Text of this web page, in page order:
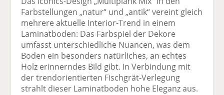
Farbstellungen „natur“ und „antik“ vereint gleich
mehrere aktuelle Interior-Trend in einem
Laminatboden: Das Farbspiel der Dekore
umfasst unterschiedliche Nuancen, was dem
Boden ein besonders natürliches, an echtes
Holz erinnerndes Bild gibt. In Verbindung mit
der trendorientierten Fischgrät-Verlegung
strahlt dieser Laminatboden hohe Eleganz aus.